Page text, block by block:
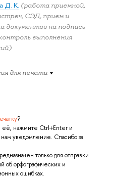
Д. К. (работа приемной,
СЭД, прием и
документов на подпись
выполнения
для печати
?
её, нажмите Ctrl+Enter и
нам уведомление. Спасибо за
только для отправки
об орфографических и
ошибках.